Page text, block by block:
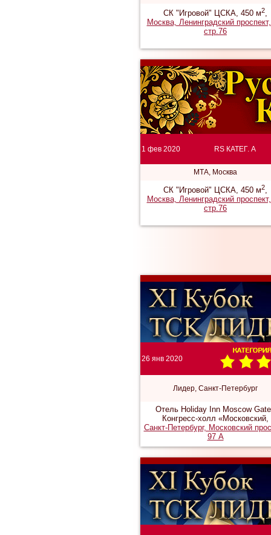
СК "Игровой" ЦСКА, 450 м2,
Москва, Ленинградский
стр.76
1 фев 2020 RS КАТЕГ. A
МТА, Москва
СК "Игровой" ЦСКА, 450 м2,
Москва, Ленинградский
стр.76
26 янв 2020
Лидер, Санкт-Петербург
Отель Holiday Inn Moscow
Конгресс-холл «Московский,
Санкт-Петербург, Московский
97 А